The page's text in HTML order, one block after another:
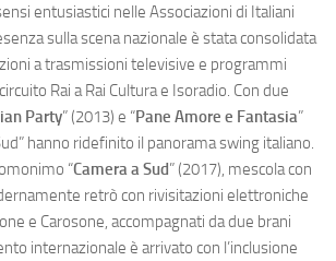
entusiastici nelle Associazioni di Italiani
sulla scena nazionale è stata consolidata
a trasmissioni televisive e programmi
Rai a Rai Cultura e Isoradio. Con due
Party” (2013) e “Pane Amore e Fantasia”
hanno ridefinito il panorama swing italiano.
“Camera a Sud” (2017), mescola con
retrò con rivisitazioni elettroniche
e Carosone, accompagnati da due brani
internazionale è arrivato con l’inclusione